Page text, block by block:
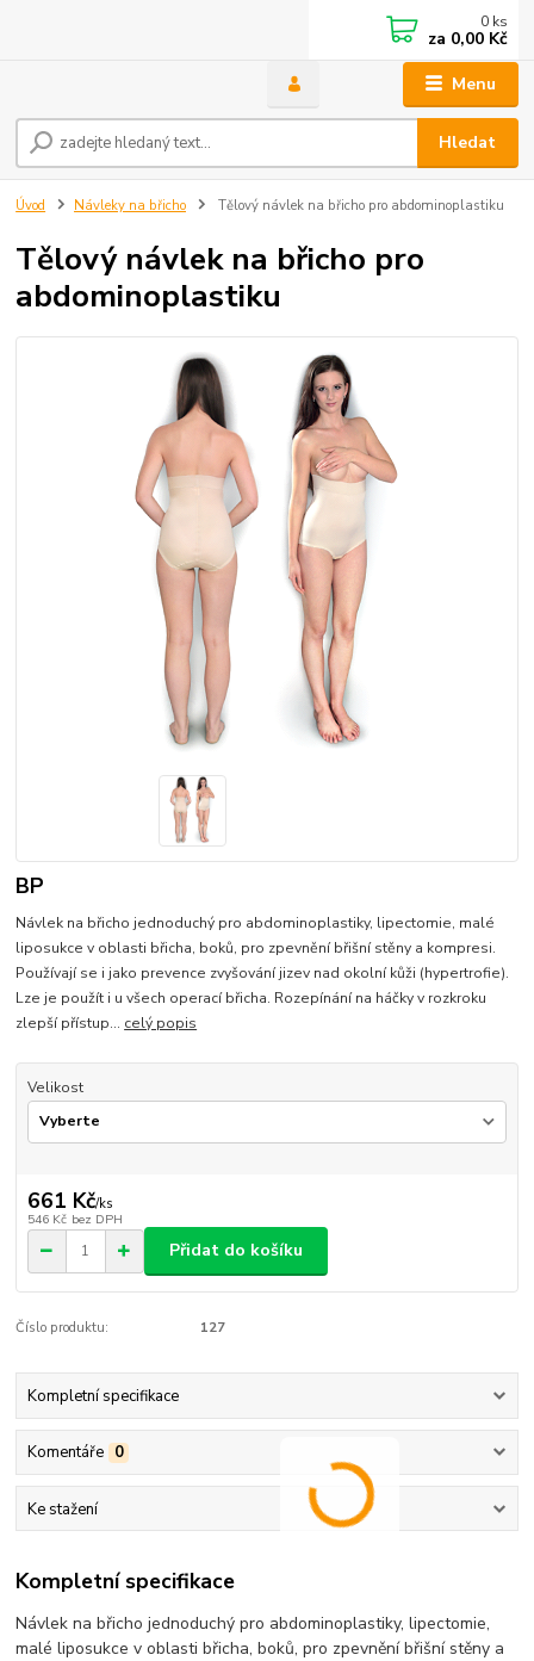
Menu
Hledat
0 ks
za 0,00 Kč
Úvod Návleky na břicho Tělový návlek na břicho pro abdominoplastiku
Tělový návlek na břicho pro
abdominoplastiku
BP
Návlek na břicho jednoduchý pro abdominoplastiky, lipectomie, malé
liposukce v oblasti břicha, boků, pro zpevnění břišní stěny a kompresi.
Používají se i jako prevence zvyšování jizev nad okolní kůži (hypertrofie).
Lze je použít i u všech operací břicha. Rozepínání na háčky v rozkroku
zlepší přístup... celý popis
Velikost
661 Kč/ks
546 Kč bez DPH
Přidat do košíku
Číslo produktu: 127
Kompletní specifikace
Komentáře 0
Ke stažení
Kompletní specifikace
Návlek na břicho jednoduchý pro abdominoplastiky, lipectomie,
malé liposukce v oblasti břicha, boků, pro zpevnění břišní stěny a